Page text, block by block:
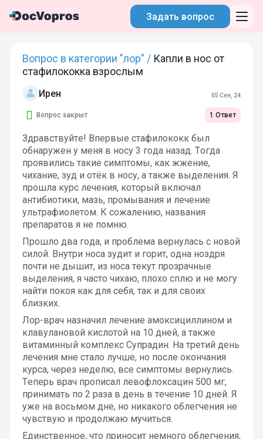
Задать вопрос
Вопрос в категории "лор" / Капли в нос от
стафилококка взрослым
Ирен 05 Сен, 24
Вопрос закрыт 1 Ответ
Здравствуйте! Впервые стафилококк был
обнаружен у меня в носу 3 года назад. Тогда
проявились такие симптомы, как жжение,
чихание, зуд и отёк в носу, а также выделения. Я
прошла курс лечения, который включал
антибиотики, мазь, промывания и лечение
ультрафиолетом. К сожалению, названия
препаратов я не помню.
Прошло два года, и проблема вернулась с новой
силой. Внутри носа зудит и горит, одна ноздря
почти не дышит, из носа текут прозрачные
выделения, я часто чихаю, плохо сплю и не могу
найти покоя как для себя, так и для своих
близких.
Лор-врач назначил лечение амоксициллином и
клавулановой кислотой на 10 дней, а также
витаминный комплекс Супрадин. На третий день
лечения мне стало лучше, но после окончания
курса, через неделю, все симптомы вернулись.
Теперь врач прописал левофлоксацин 500 мг,
принимать по 2 раза в день в течение 10 дней. Я
уже на восьмом дне, но никакого облегчения не
чувствую и продолжаю мучиться.
Единственное, что приносит немного облегчения,